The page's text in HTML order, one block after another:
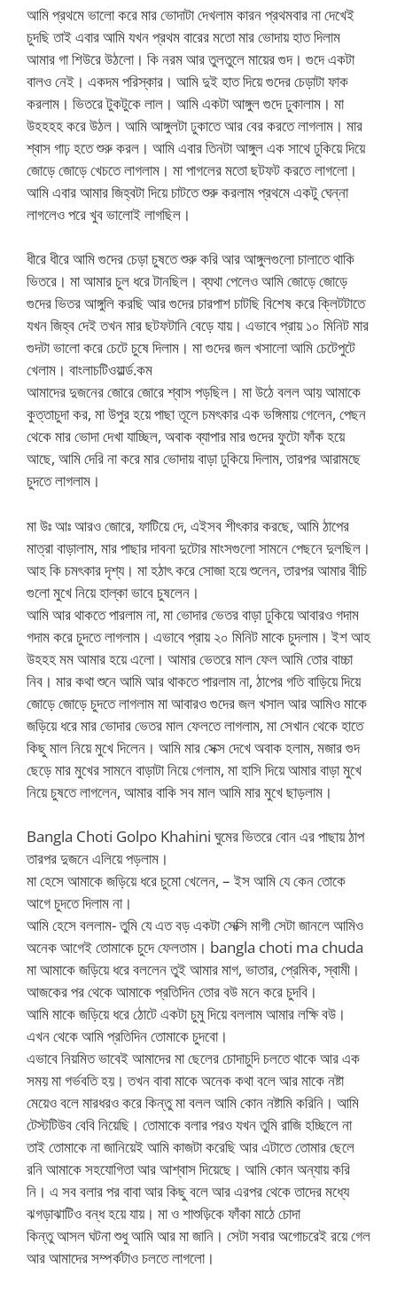
আমি প্রথমে ভালো করে মার ভোদাটা দেখলাম কারন প্রথমবার না দেখেই
চুদছি তাই এবার আমি যখন প্রথম বারের মতো মার ভোদায় হাত দিলাম
আমার গা শিউরে উঠলো। কি নরম আর তুলতুলে মায়ের গুদ। গুদে একটা
বালও নেই। একদম পরিস্কার। আমি দুই হাত দিয়ে গুদের চেড়াটা ফাক
করলাম। ভিতরে টুকটুকে লাল। আমি একটা আঙ্গুল গুদে ঢুকালাম। মা
উহহহহ করে উঠল। আমি আঙ্গুলটা ঢুকাতে আর বের করতে লাগলাম। মার
শ্বাস গাঢ় হতে শুরু করল। আমি এবার তিনটা আঙ্গুল এক সাথে ঢুকিয়ে দিয়ে
জোড়ে জোড়ে খেচতে লাগলাম। মা পাগলের মতো ছটফট করতে লাগলো।
আমি এবার আমার জিহ্বটা দিয়ে চাটতে শুরু করলাম প্রথমে একটু ঘেন্না
লাগলেও পরে খুব ভালোই লাগছিল।
ধীরে ধীরে আমি গুদের চেড়া চুষতে শুরু করি আর আঙ্গুলগুলো চালাতে থাকি
ভিতরে। মা আমার চুল ধরে টানছিল। ব্যথা পেলেও আমি জোড়ে জোড়ে
গুদের ভিতর আঙ্গুলি করছি আর গুদের চারপাশ চাটছি বিশেষ করে ক্লিটটাতে
যখন জিহ্ব দেই তখন মার ছটফটানি বেড়ে যায়। এভাবে প্রায় ১০ মিনিট মার
গুদটা ভালো করে চেটে চুষে দিলাম। মা গুদের জল খসালো আমি চেটেপুটে
খেলাম। বাংলাচটিওয়ার্ল্ড.কম
আমাদের দুজনের জোরে জোরে শ্বাস পড়ছিল। মা উঠে বলল আয় আমাকে
কুত্তাচুদা কর, মা উপুর হয়ে পাছা তূলে চমৎকার এক ভঙ্গিমায় গেলেন, পেছন
থেকে মার ভোদা দেখা যাচ্ছিল, অবাক ব্যাপার মার গুদের ফুটো ফাঁক হয়ে
আছে, আমি দেরি না করে মার ভোদায় বাড়া ঢুকিয়ে দিলাম, তারপর আরামছে
চুদতে লাগলাম।
মা উঃ আঃ আরও জোরে, ফাটিয়ে দে, এইসব শীৎকার করছে, আমি ঠাপের
মাত্রা বাড়ালাম, মার পাছার দাবনা দুটোর মাংসগুলো সামনে পেছনে দুলছিল।
আহ কি চমৎকার দৃশ্য। মা হঠাৎ করে সোজা হয়ে শুলেন, তারপর আমার বীচি
গুলো মুখে নিয়ে হাল্কা ভাবে চুষলেন।
আমি আর থাকতে পারলাম না, মা ভোদার ভেতর বাড়া ঢুকিয়ে আবারও গদাম
গদাম করে চুদতে লাগলাম। এভাবে প্রায় ২০ মিনিট মাকে চুদলাম। ইশ আহ
উহহহ মম আমার হয়ে এলো। আমার ভেতরে মাল ফেল আমি তোর বাচ্চা
নিব। মার কথা শুনে আমি আর থাকতে পারলাম না, ঠাপের গতি বাড়িয়ে দিয়ে
জোড়ে জোড়ে চুদতে লাগলাম মা আবারও গুদের জল খসাল আর আমিও মাকে
জড়িয়ে ধরে মার ভোদার ভেতর মাল ফেলতে লাগলাম, মা সেখান থেকে হাতে
কিছু মাল নিয়ে মুখে দিলেন। আমি মার সেক্স দেখে অবাক হলাম, মজার গুদ
ছেড়ে মার মুখের সামনে বাড়াটা নিয়ে গেলাম, মা হাসি দিয়ে আমার বাড়া মুখে
নিয়ে চুষতে লাগলেন, আমার বাকি সব মাল আমি মার মুখে ছাড়লাম।
Bangla Choti Golpo Khahini ঘুমের ভিতরে বোন এর পাছায় ঠাপ
তারপর দুজনে এলিয়ে পড়লাম।
মা হেসে আমাকে জড়িয়ে ধরে চুমো খেলেন, – ইস আমি যে কেন তোকে
আগে চুদতে দিলাম না।
আমি হেসে বললাম- তুমি যে এত বড় একটা সেক্সি মাগী সেটা জানলে আমিও
অনেক আগেই তোমাকে চুদে ফেলতাম। bangla choti ma chuda
মা আমাকে জড়িয়ে ধরে বললেন তুই আমার মাগ, ভাতার, প্রেমিক, স্বামী।
আজকের পর থেকে আমাকে প্রতিদিন তোর বউ মনে করে চুদবি।
আমি মাকে জড়িয়ে ধরে ঠোটে একটা চুমু দিয়ে বললাম আমার লক্ষি বউ।
এখন থেকে আমি প্রতিদিন তোমাকে চুদবো।
এভাবে নিয়মিত ভাবেই আমাদের মা ছেলের চোদাচুদি চলতে থাকে আর এক
সময় মা গর্ভবতি হয়। তখন বাবা মাকে অনেক কথা বলে আর মাকে নষ্টা
মেয়েও বলে মারধরও করে কিন্তু মা বলল আমি কোন নষ্টামি করিনি। আমি
টেস্টটিউব বেবি নিয়েছি। তোমাকে বলার পরও যখন তুমি রাজি হচ্ছিলে না
তাই তোমাকে না জানিয়েই আমি কাজটা করেছি আর এটাতে তোমার ছেলে
রনি আমাকে সহযোগিতা আর আশ্বাস দিয়েছে। আমি কোন অন্যায় করি
নি। এ সব বলার পর বাবা আর কিছু বলে আর এরপর থেকে তাদের মধ্যে
ঝগড়াঝাটিও বন্ধ হয়ে যায়। মা ও শাশুড়িকে ফাঁকা মাঠে চোদা
কিন্তু আসল ঘটনা শুধু আমি আর মা জানি। সেটা সবার অগোচরেই রয়ে গেল
আর আমাদের সম্পর্কটাও চলতে লাগলো।